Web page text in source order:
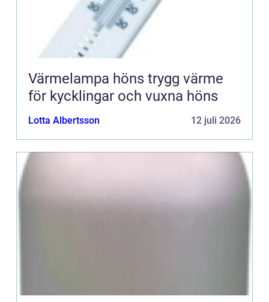
Värmelampa höns trygg värme
för kycklingar och vuxna höns
Lotta Albertsson 12 juli 2026